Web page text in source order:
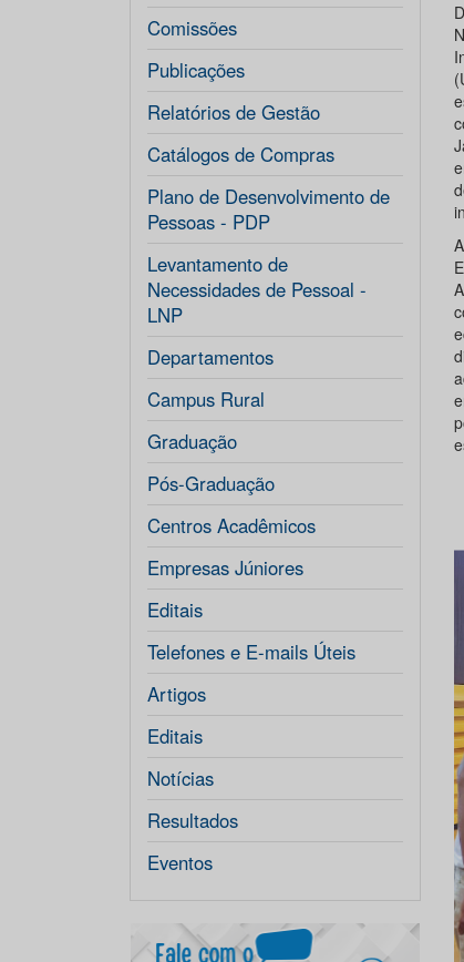
Comissões
Publicações
Relatórios de Gestão
Catálogos de Compras
Plano de Desenvolvimento de
Pessoas - PDP
Levantamento de
Necessidades de Pessoal -
LNP
Departamentos
Campus Rural
Graduação
Pós-Graduação
Centros Acadêmicos
Empresas Júniores
Editais
Telefones e E-mails Úteis
Artigos
Editais
Notícias
Resultados
Eventos